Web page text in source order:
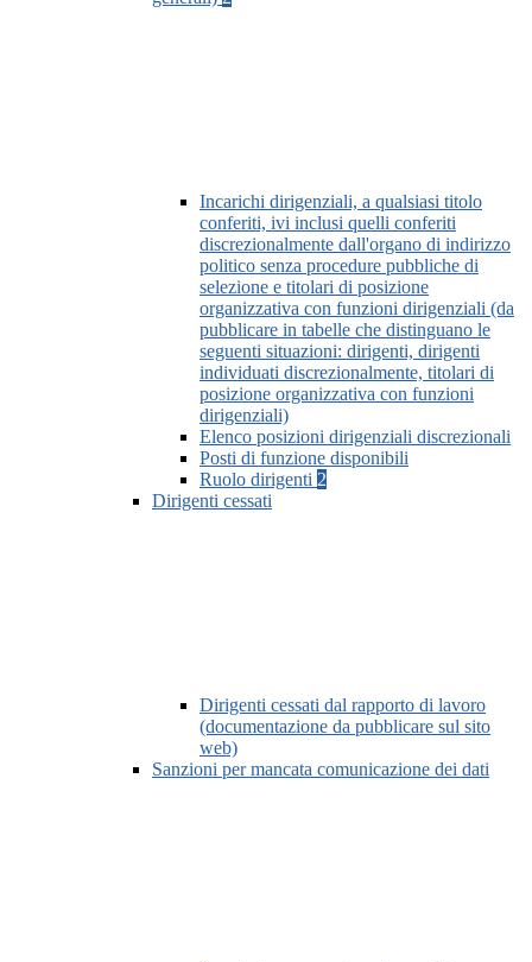
Incarichi dirigenziali, a qualsiasi titolo
conferiti, ivi inclusi quelli conferiti
discrezionalmente dall'organo di indirizzo
politico senza procedure pubbliche di
selezione e titolari di posizione
organizzativa con funzioni dirigenziali (da
pubblicare in tabelle che distinguano le
seguenti situazioni: dirigenti, dirigenti
individuati discrezionalmente, titolari di
posizione organizzativa con funzioni
dirigenziali)
Elenco posizioni dirigenziali discrezionali
Posti di funzione disponibili
Ruolo dirigenti 2
Dirigenti cessati
Dirigenti cessati dal rapporto di lavoro
(documentazione da pubblicare sul sito
web)
Sanzioni per mancata comunicazione dei dati